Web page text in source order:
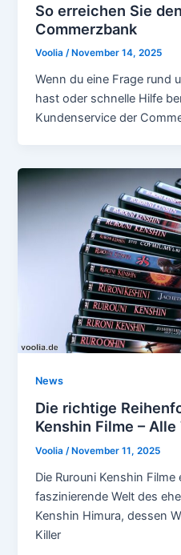
So erreichen Sie
Commerzbank
Voolia/ November 14, 2025
Wenn du eine Frage rund
hast oder schnelle Hilfe
Kundenservice der
News
Die richtige
Kenshin Filme –
Voolia/ November 11, 2025
Die Rurouni Kenshin
faszinierende Welt des
Kenshin Himura, dessen
Killer